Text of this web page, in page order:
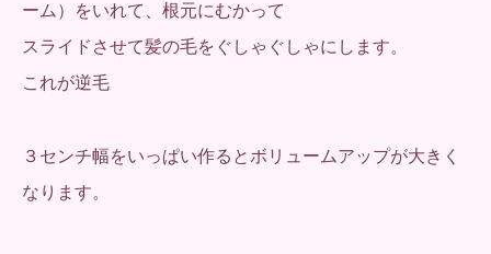
ーム）をいれて、根元にむかって
スライドさせて髪の毛をぐしゃぐしゃにします。
これが逆毛
３センチ幅をいっぱい作るとボリュームアップが大きく
なります。